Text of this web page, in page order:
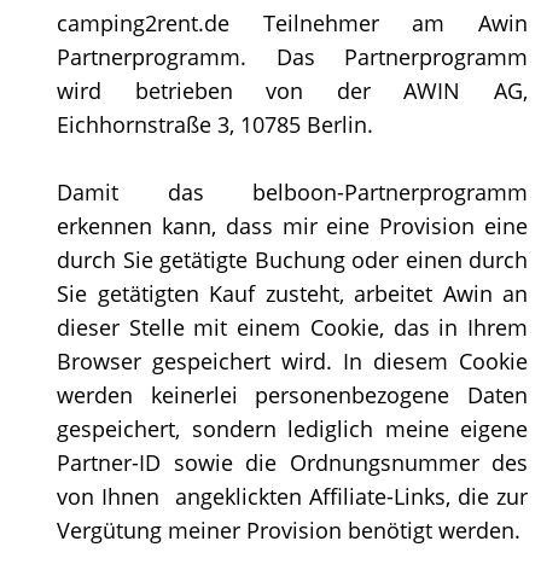
camping2rent.de Teilnehmer am Awin
Partnerprogramm. Das Partnerprogramm
wird betrieben von der AWIN AG,
Eichhornstraße 3, 10785 Berlin.
Damit das belboon-Partnerprogramm
erkennen kann, dass mir eine Provision eine
durch Sie getätigte Buchung oder einen durch
Sie getätigten Kauf zusteht, arbeitet Awin an
dieser Stelle mit einem Cookie, das in Ihrem
Browser gespeichert wird. In diesem Cookie
werden keinerlei personenbezogene Daten
gespeichert, sondern lediglich meine eigene
Partner-ID sowie die Ordnungsnummer des
von Ihnen angeklickten Affiliate-Links, die zur
Vergütung meiner Provision benötigt werden.